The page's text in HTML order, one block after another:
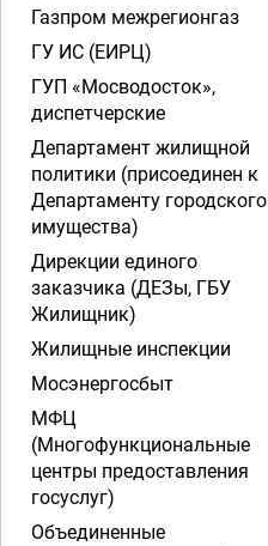
Газпром межрегионгаз
ГУ ИС (ЕИРЦ)
ГУП «Мосводосток»,
диспетчерские
Департамент жилищной
политики (присоединен к
Департаменту городского
имущества)
Дирекции единого
заказчика (ДЕЗы, ГБУ
Жилищник)
Жилищные инспекции
Мосэнергосбыт
МФЦ
(Многофункциональные
центры предоставления
госуслуг)
Объединенные